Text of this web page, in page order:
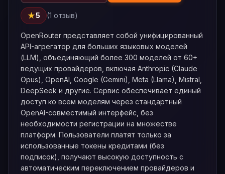
★5 (1 отзыв)
OpenRouter представляет собой унифицированный
API-агрегатор для больших языковых моделей
(LLM), объединяющий более 300 моделей от 60+
ведущих провайдеров, включая Anthropic (Claude
Opus), OpenAI, Google (Gemini), Meta (Llama), Mistral,
DeepSeek и другие. Сервис обеспечивает единый
доступ ко всем моделям через стандартный
OpenAI-совместимый интерфейс, без
необходимости регистрации на множестве
платформ. Пользователи платят только за
использованные токены кредитами (без
подписок), получают высокую доступность с
автоматическим переключением провайдеров и